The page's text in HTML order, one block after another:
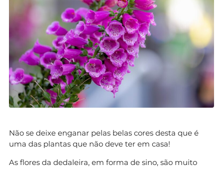
Não se deixe enganar pelas belas cores desta que é
uma das plantas que não deve ter em casa!
As flores da dedaleira, em forma de sino, são muito